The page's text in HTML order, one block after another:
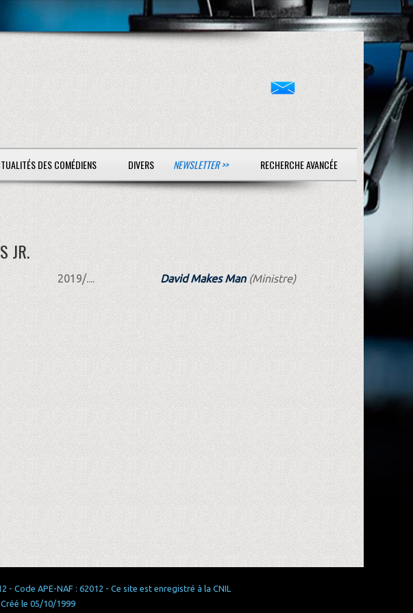
DES COMÉDIENS DIVERS NEWSLETTER >> RECHERCHE AVANCÉE
JR.
2019/.... David Makes Man(Ministre)
- Code APE-NAF : 62012 - Ce site est enregistré à la CNIL
le 05/10/1999